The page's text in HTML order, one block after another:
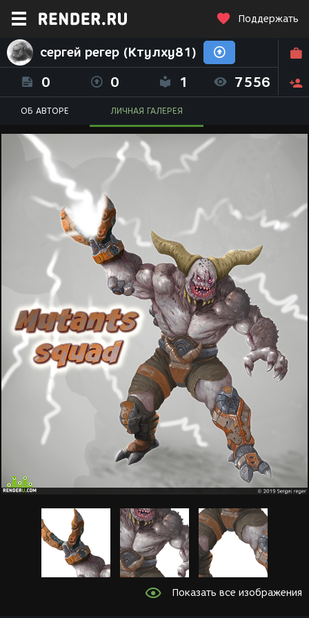
Поддержать
сергей регер (Ктулху81)
0 0 1 7556
ОБ АВТОРЕ ЛИЧНАЯ ГАЛЕРЕЯ
Показать все изображения